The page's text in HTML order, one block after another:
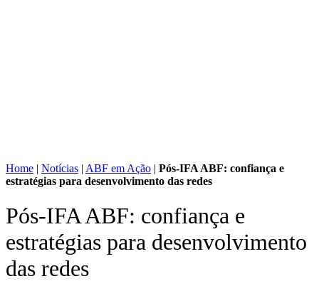
Home | Notícias | ABF em Ação | Pós-IFA ABF: confiança e
estratégias para desenvolvimento das redes
Pós-IFA ABF: confiança e
estratégias para desenvolvimento
das redes